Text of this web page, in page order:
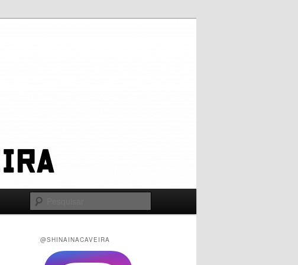
@SHINAINACAVEIRA